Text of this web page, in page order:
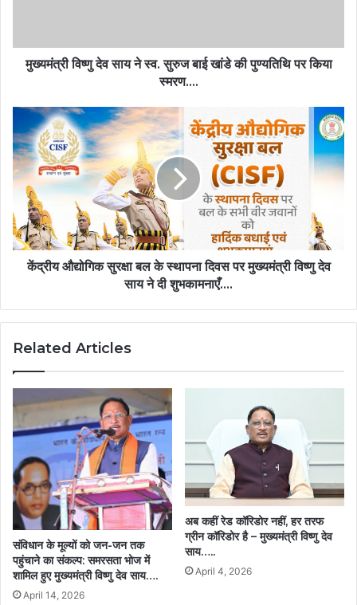
खांडे
किया
स्मरण….
मुख्यमंत्री विष्णु देव साय ने स्व. सुरुज बाई खांडे की पुण्यतिथि पर किया
स्मरण….
केंद्रीय
औद्योगिक
सुरक्षा
बल
के
स्थापना
दिवस
पर
मुख्यमंत्री
विष्णु
शुभकामनाएँ….
केंद्रीय औद्योगिक सुरक्षा बल के स्थापना दिवस पर मुख्यमंत्री विष्णु देव
साय ने दी शुभकामनाएँ….
Related Articles
संविधान के मूल्यों को जन-जन तक
पहुंचाने का संकल्प: समरसता भोज में
शामिल हुए मुख्यमंत्री विष्णु देव साय….
April 14, 2026
अब कहीं रेड कॉरिडोर नहीं, हर तरफ
ग्रीन कॉरिडोर है – मुख्यमंत्री विष्णु देव
साय…..
April 4, 2026